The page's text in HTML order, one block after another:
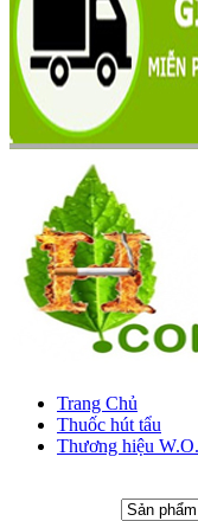
Trang Chủ
Thuốc hút tẩu
Thương hiệu